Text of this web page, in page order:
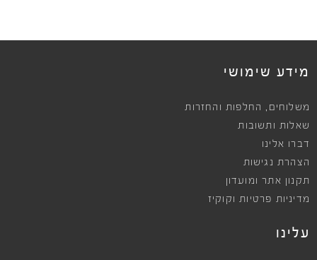
מידע שימושי
משלוחים , החלפות והחזרות
שאלות ותשובות
דברו אלינו
הצהרת נגישות
תקנון אתר ומועדון
מדיניות פרטיות וקוקיז
עלינו